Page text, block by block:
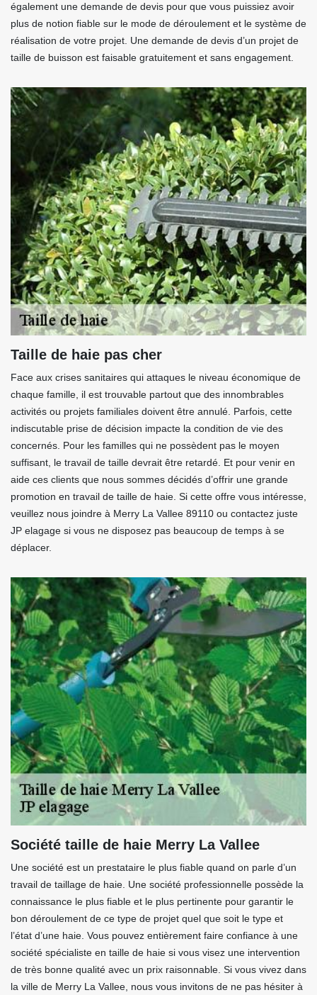
également une demande de devis pour que vous puissiez avoir
plus de notion fiable sur le mode de déroulement et le système de
réalisation de votre projet. Une demande de devis d’un projet de
taille de buisson est faisable gratuitement et sans engagement.
Taille de haie pas cher
Face aux crises sanitaires qui attaques le niveau économique de
chaque famille, il est trouvable partout que des innombrables
activités ou projets familiales doivent être annulé. Parfois, cette
indiscutable prise de décision impacte la condition de vie des
concernés. Pour les familles qui ne possèdent pas le moyen
suffisant, le travail de taille devrait être retardé. Et pour venir en
aide ces clients que nous sommes décidés d’offrir une grande
promotion en travail de taille de haie. Si cette offre vous intéresse,
veuillez nous joindre à Merry La Vallee 89110 ou contactez juste
JP elagage si vous ne disposez pas beaucoup de temps à se
déplacer.
Société taille de haie Merry La Vallee
Une société est un prestataire le plus fiable quand on parle d’un
travail de taillage de haie. Une société professionnelle possède la
connaissance le plus fiable et le plus pertinente pour garantir le
bon déroulement de ce type de projet quel que soit le type et
l’état d’une haie. Vous pouvez entièrement faire confiance à une
société spécialiste en taille de haie si vous visez une intervention
de très bonne qualité avec un prix raisonnable. Si vous vivez dans
la ville de Merry La Vallee, nous vous invitons de ne pas hésiter à